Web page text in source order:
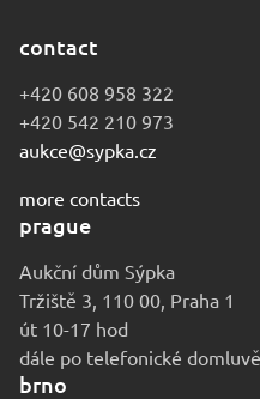
contact
+420 608 958 322
+420 542 210 973
aukce@sypka.cz
more contacts
prague
Aukční dům Sýpka
Tržiště 3, 110 00, Praha 1
út 10-17 hod
dále po telefonické domluvě
brno